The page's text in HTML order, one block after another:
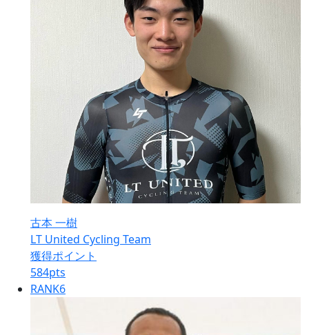
古本 一樹
LT United Cycling Team
獲得ポイント
584pts
RANK6